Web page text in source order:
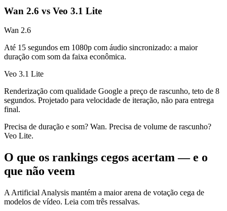
Wan 2.6 vs Veo 3.1 Lite
Wan 2.6
Até 15 segundos em 1080p com áudio sincronizado: a maior
duração com som da faixa econômica.
Veo 3.1 Lite
Renderização com qualidade Google a preço de rascunho, teto de 8
segundos. Projetado para velocidade de iteração, não para entrega
final.
Precisa de duração e som? Wan. Precisa de volume de rascunho?
Veo Lite.
O que os rankings cegos acertam — e o
que não veem
A Artificial Analysis mantém a maior arena de votação cega de
modelos de vídeo. Leia com três ressalvas.